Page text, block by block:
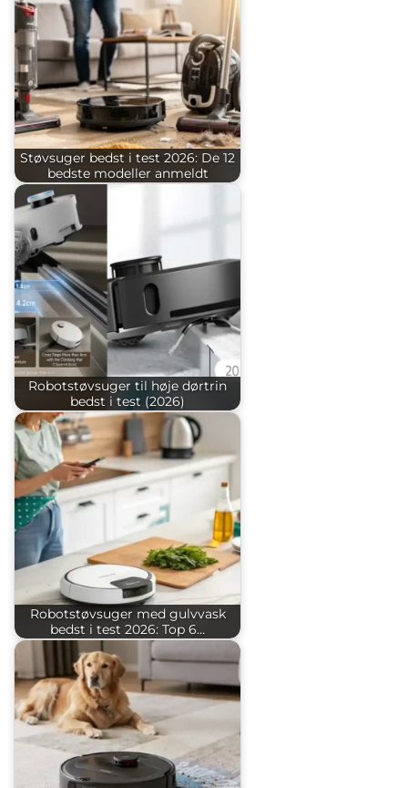
Støvsuger bedst i test 2026: De 12
bedste modeller anmeldt
Robotstøvsuger til høje dørtrin
bedst i test (2026)
Robotstøvsuger med gulvvask
bedst i test 2026: Top 6…